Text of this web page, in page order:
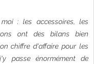
: les accessoires, les
ont des bilans bien
chiffre d'affaire pour les
passe énormément de